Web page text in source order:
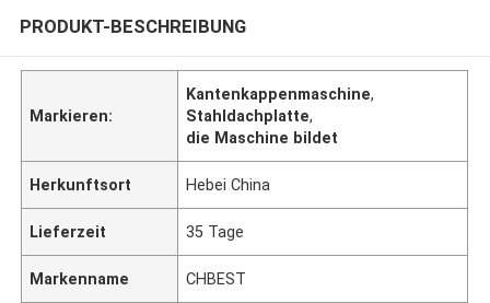
PRODUKT-BESCHREIBUNG
Markieren:
Kantenkappenmaschine,
Stahldachplatte,
die Maschine bildet
Herkunftsort Hebei China
Lieferzeit 35 Tage
Markenname CHBEST